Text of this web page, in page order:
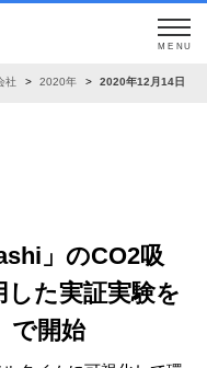
MENU
社 2020年 2020年12月14日
」のCO2吸
した実証実験を
で開始